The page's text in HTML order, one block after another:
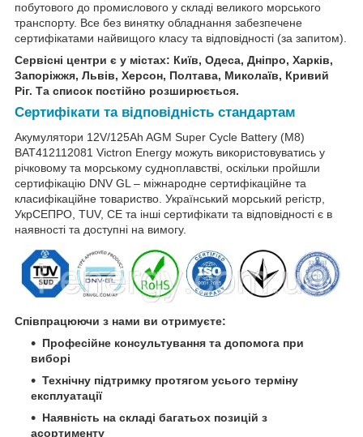
побутового до промислового у складі великого морського
транспорту. Все без винятку обладнання забезпечене
сертифікатами найвищого класу та відповідності (за запитом).
Сервісні центри є у містах: Київ, Одеса, Дніпро, Харків,
Запоріжжя, Львів, Херсон, Полтава, Миколаїв, Кривий
Ріг. Та список постійно розширюється.
Сертифікати та відповідність стандартам
Акумулятори 12V/125Ah AGM Super Cycle Battery (M8)
BAT412112081 Victron Energy можуть використовуватись у
річковому та морському судноплавстві, оскільки пройшли
сертифікацію DNV GL – міжнародне сертифікаційне та
класифікаційне товариство. Український морський регістр,
УкрСЕПРО, TUV, CE та інші сертифікати та відповідності є в
наявності та доступні на вимогу.
Співпрацюючи з нами ви отримуєте:
Професійне консультування та допомога при
виборі
Технічну підтримку протягом усього терміну
експлуатації
Наявність на складі багатьох позицій з
асортименту